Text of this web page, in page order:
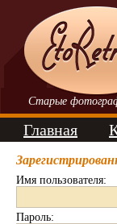
Старые
Главная
Имя пользователя:
Пароль: